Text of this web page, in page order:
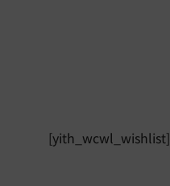
[yith_wcwl_wishlist]